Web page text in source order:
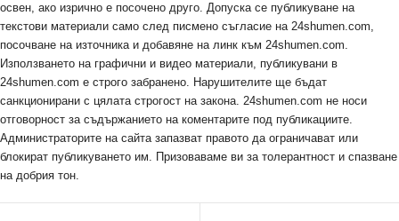
освен, ако изрично е посочено друго. Допуска се публикуване на
текстови материали само след писмено съгласие на 24shumen.com,
посочване на източника и добавяне на линк към 24shumen.com.
Използването на графични и видео материали, публикувани в
24shumen.com е строго забранено. Нарушителите ще бъдат
санкционирани с цялата строгост на закона. 24shumen.com не носи
отговорност за съдържанието на коментарите под публикациите.
Администраторите на сайта запазват правото да ограничават или
блокират публикуването им. Призоваваме ви за толерантност и спазване
на добрия тон.